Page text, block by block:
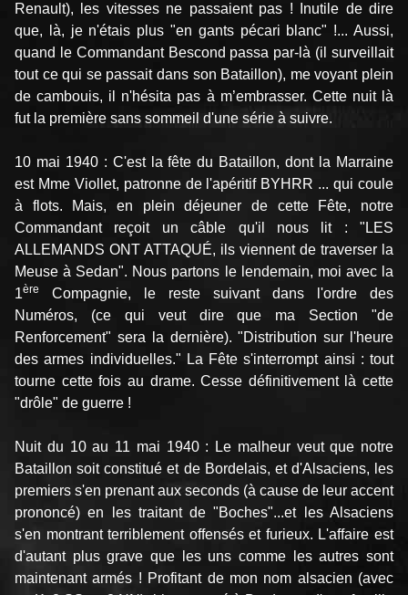
Renault), les vitesses ne passaient pas ! Inutile de dire
que, là, je n'étais plus "en gants pécari blanc" !... Aussi,
quand le Commandant Bescond passa par-là (il surveillait
tout ce qui se passait dans son Bataillon), me voyant plein
de cambouis, il n'hésita pas à m’embrasser. Cette nuit là
fut la première sans sommeil d'une série à suivre.
10 mai 1940 : C'est la fête du Bataillon, dont la Marraine
est Mme Viollet, patronne de l'apéritif BYHRR ... qui coule
à flots. Mais, en plein déjeuner de cette Fête, notre
Commandant reçoit un câble qu'il nous lit : "LES
ALLEMANDS ONT ATTAQUÉ, ils viennent de traverser la
Meuse à Sedan". Nous partons le lendemain, moi avec la
1ère
Compagnie, le reste suivant dans l'ordre des
Numéros, (ce qui veut dire que ma Section "de
Renforcement" sera la dernière). "Distribution sur l'heure
des armes individuelles." La Fête s'interrompt ainsi : tout
tourne cette fois au drame. Cesse définitivement là cette
"drôle" de guerre !
Nuit du 10 au 11 mai 1940 : Le malheur veut que notre
Bataillon soit constitué et de Bordelais, et d'Alsaciens, les
premiers s'en prenant aux seconds (à cause de leur accent
prononcé) en les traitant de "Boches"...et les Alsaciens
s'en montrant terriblement offensés et furieux. L'affaire est
d'autant plus grave que les uns comme les autres sont
maintenant armés ! Profitant de mon nom alsacien (avec